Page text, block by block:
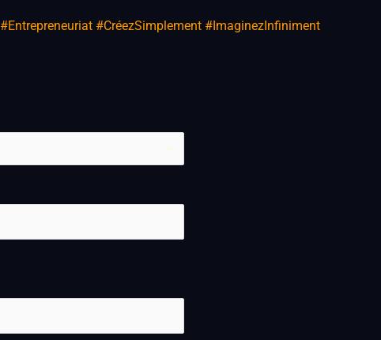
#CréezSimplement #ImaginezInfiniment